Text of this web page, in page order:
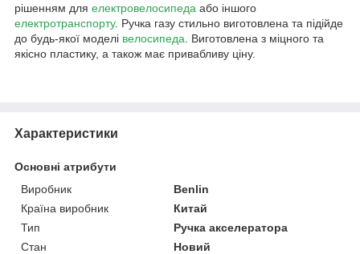
рішенням для електровелосипеда або іншого
електротранспорту. Ручка газу стильно виготовлена та підійде
до будь-якої моделі велосипеда . Виготовлена з міцного та
якісно пластику, а також має привабливу ціну.
Характеристики
Основні атрибути
Виробник
Benlin
Країна виробник
Китай
Тип
Ручка акселератора
Стан
Новий